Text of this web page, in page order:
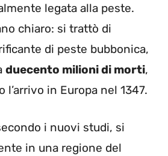
legata alla peste.
chiaro: si trattò di
di peste bubbonica,
duecento milioni di morti,
l’arrivo in Europa nel 1347.
i nuovi studi, si
in una regione del